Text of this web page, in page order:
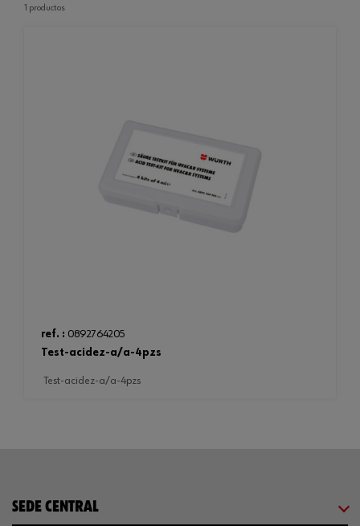
1 productos
ref. : 0892764205
test-acidez-a/a-4pzs
test-acidez-a/a-4pzs
SEDE CENTRAL